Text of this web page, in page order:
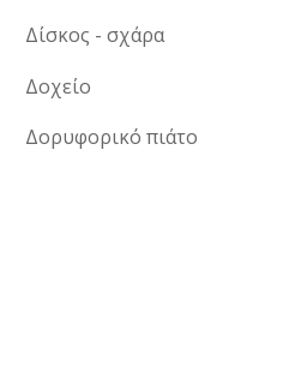
Δίσκος - σχάρα
Δοχείο
Δορυφορικό πιάτο